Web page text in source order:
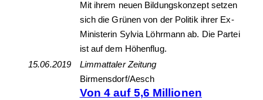
Mit ihrem neuen Bildungskonzept setzen
sich die Grünen von der Politik ihrer Ex-
Ministerin Sylvia Löhrmann ab. Die Partei
ist auf dem Höhenflug.
15.06.2019
Limmattaler Zeitung
Birmensdorf/Aesch
Von 4 auf 5,6 Millionen